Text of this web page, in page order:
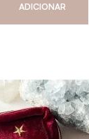
ADICIONAR